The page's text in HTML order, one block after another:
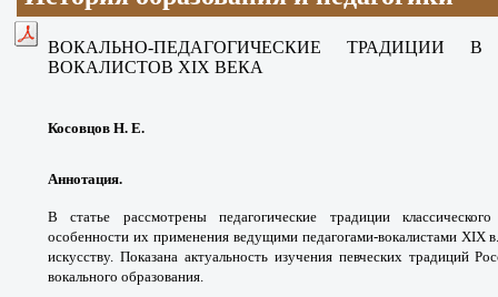
ВОКАЛЬНО-ПЕДАГОГИЧЕСКИЕ ТРАДИЦИИ В
ВОКАЛИСТОВ XIX ВЕКА
Косовцов Н. Е.
Аннотация.
В статье рассмотреныпедагогические традиции
особенности их применения ведущими педагогами-вокалистами XIX
искусству. Показана актуальность изучения певческих традиций
вокального образования.